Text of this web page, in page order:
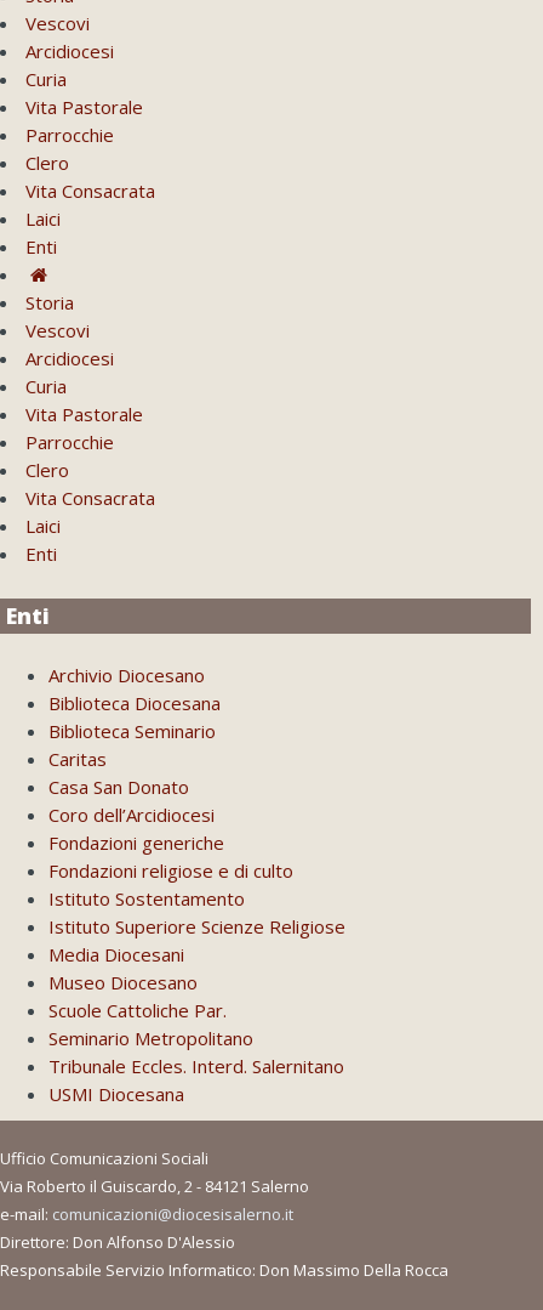
Vescovi
Arcidiocesi
Curia
Vita Pastorale
Parrocchie
Clero
Vita Consacrata
Laici
Enti
Storia
Vescovi
Arcidiocesi
Curia
Vita Pastorale
Parrocchie
Clero
Vita Consacrata
Laici
Enti
Enti
Archivio Diocesano
Biblioteca Diocesana
Biblioteca Seminario
Caritas
Casa San Donato
Coro dell’Arcidiocesi
Fondazioni generiche
Fondazioni religiose e di culto
Istituto Sostentamento
Istituto Superiore Scienze Religiose
Media Diocesani
Museo Diocesano
Scuole Cattoliche Par.
Seminario Metropolitano
Tribunale Eccles. Interd. Salernitano
USMI Diocesana
Ufficio Comunicazioni Sociali
Via Roberto il Guiscardo, 2 - 84121 Salerno
e-mail: comunicazioni@diocesisalerno.it
Direttore: Don Alfonso D'Alessio
Responsabile Servizio Informatico: Don Massimo Della Rocca